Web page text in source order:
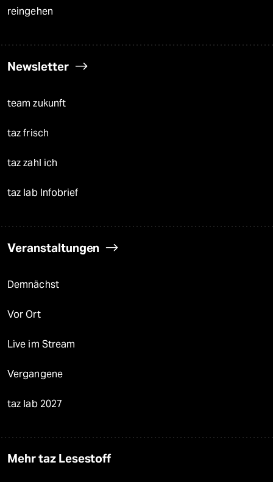
reingehen
Newsletter
team zukunft
taz frisch
taz zahl ich
taz lab Infobrief
Veranstaltungen
Demnächst
Vor Ort
Live im Stream
Vergangene
taz lab 2027
Mehr taz Lesestoff